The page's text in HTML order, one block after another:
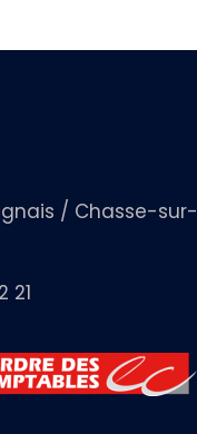
/ Chasse-sur-
21